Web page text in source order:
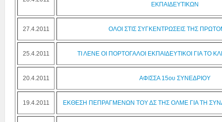
ΕΚΠΑΙΔΕΥΤΙΚΩΝ
27.4.2011 ΟΛΟΙ ΣΤΙΣ ΣΥΓΚΕΝΤΡΩΣΕΙΣ ΤΗΣ
25.4.2011 ΤΙ ΛΕΝΕ ΟΙ ΠΟΡΤΟΓΑΛΟΙ ΕΚΠΑΙΔΕΥΤΙΚΟΙ ΓΙΑ ΤΟ
20.4.2011 ΑΦΙΣΣΑ 15ου ΣΥΝΕΔΡΙΟΥ
19.4.2011 ΕΚΘΕΣΗ ΠΕΠΡΑΓΜΕΝΩΝ ΤΟΥ ΔΣ ΤΗΣ ΟΛΜΕ ΓΙΑ ΤΗ